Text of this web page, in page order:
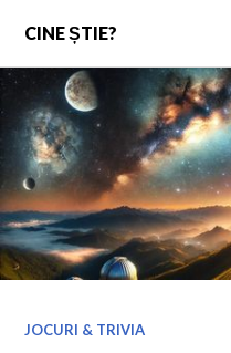
content
CINE ȘTIE?
JOCURI & TRIVIA